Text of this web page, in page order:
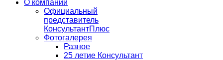
О компании
Официальный
представитель
КонсультантПлюс
Фотогалерея
Разное
25 летие Консультант